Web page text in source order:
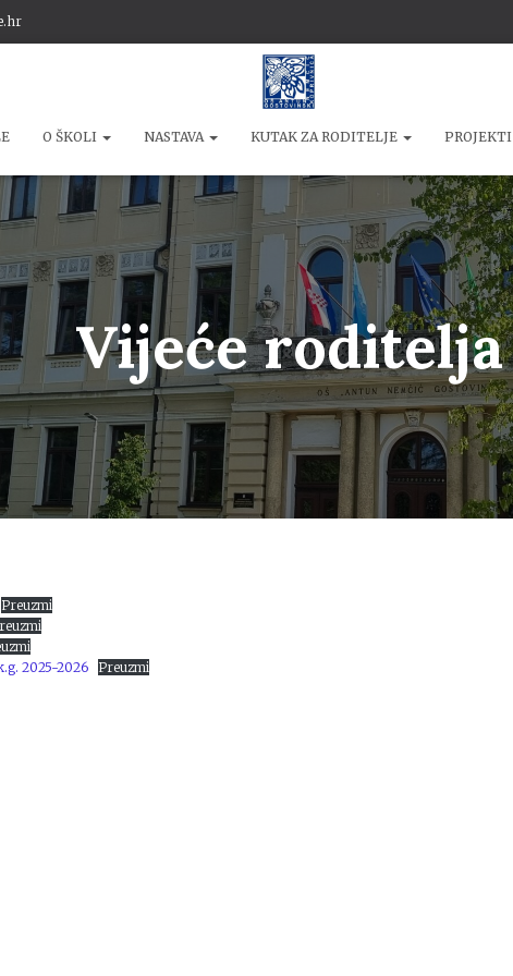
O ŠKOLI NASTAVA KUTAK ZA RODITELJE PROJEKTI
Vijeće roditelja
Preuzmi
2025-2026
Preuzmi